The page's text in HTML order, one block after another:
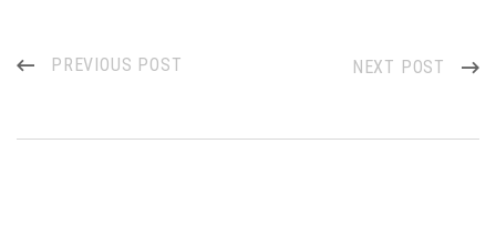
PREVIOUS POST NEXT POST